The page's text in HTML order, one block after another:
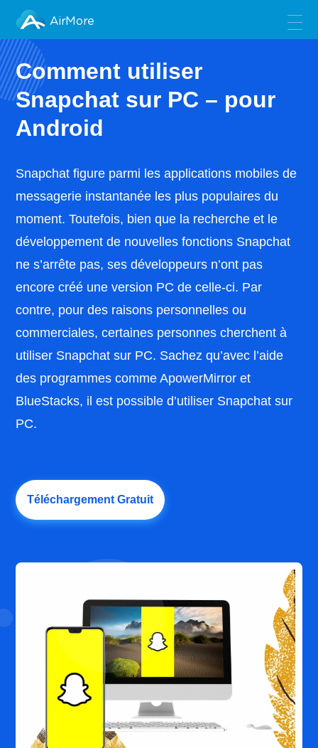
AirMore
Comment utiliser
Snapchat sur PC – pour
Android
Snapchat figure parmi les applications mobiles de
messagerie instantanée les plus populaires du
moment. Toutefois, bien que la recherche et le
développement de nouvelles fonctions Snapchat
ne s’arrête pas, ses développeurs n’ont pas
encore créé une version PC de celle-ci. Par
contre, pour des raisons personnelles ou
commerciales, certaines personnes cherchent à
utiliser Snapchat sur PC. Sachez qu’avec l’aide
des programmes comme ApowerMirror et
BlueStacks, il est possible d’utiliser Snapchat sur
PC.
Téléchargement Gratuit